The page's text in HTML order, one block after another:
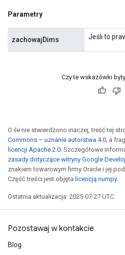
Parametry
zachowajDims Jeśli to
Czy te wskazówki
O ile nie stwierdzono inaczej, treść tej
Commons – uznanie autorstwa 4.0, a
licencji Apache 2.0. Szczegółowe
zasady dotyczące witryny Google
znakiem towarowym firmy Oracle i jej
Część treści jest objęta licencją numpy.
Ostatnia aktualizacja: 2025-07-27 UTC.
Pozostawaj w kontakcie
Blog